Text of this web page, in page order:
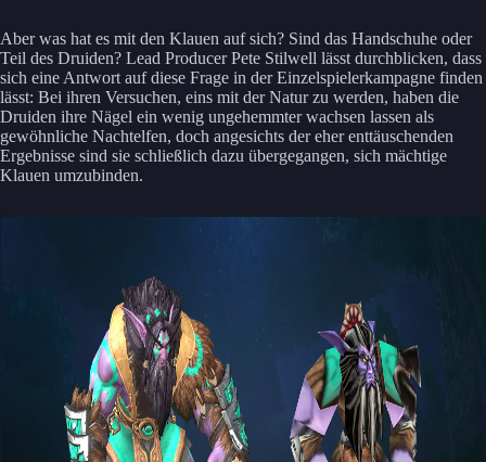
Aber was hat es mit den Klauen auf sich? Sind das Handschuhe oder
Teil des Druiden? Lead Producer Pete Stilwell lässt durchblicken, dass
sich eine Antwort auf diese Frage in der Einzelspielerkampagne finden
lässt: Bei ihren Versuchen, eins mit der Natur zu werden, haben die
Druiden ihre Nägel ein wenig ungehemmter wachsen lassen als
gewöhnliche Nachtelfen, doch angesichts der eher enttäuschenden
Ergebnisse sind sie schließlich dazu übergegangen, sich mächtige
Klauen umzubinden.